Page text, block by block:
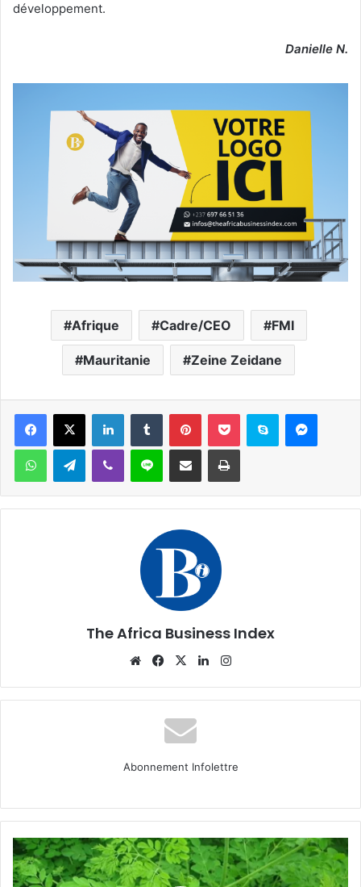
développement.
Danielle N.
Afrique Cadre/CEO FMI
Mauritanie Zeine Zeidane
Facebook
X LinkedinTumblr PinterestPocket Skype
WhatsAppTelegramViber Ligne Partager par email Imprimer
The Africa Business Index
WebsiteFacebook
X Linkedin
Abonnement Infolettre
Agriculture
africaine
: